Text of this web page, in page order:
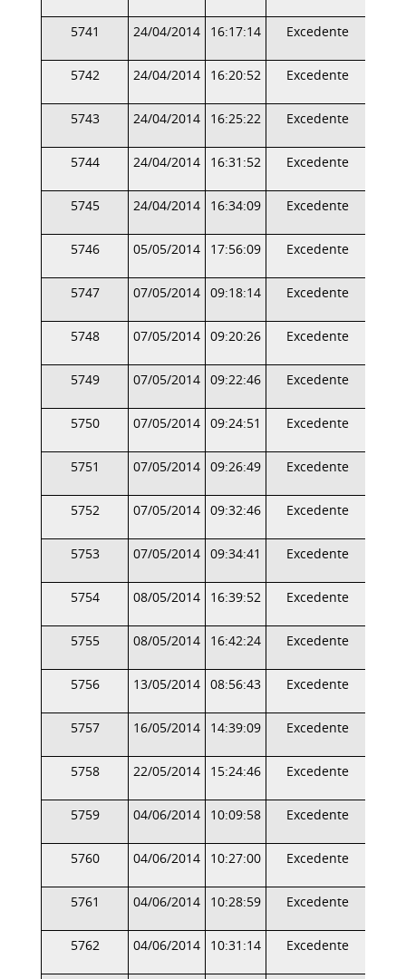
5741 24/04/2014 16:17:14 Excedente
5742 24/04/2014 16:20:52 Excedente
5743 24/04/2014 16:25:22 Excedente
5744 24/04/2014 16:31:52 Excedente
5745 24/04/2014 16:34:09 Excedente
5746 05/05/2014 17:56:09 Excedente
5747 07/05/2014 09:18:14 Excedente
5748 07/05/2014 09:20:26 Excedente
5749 07/05/2014 09:22:46 Excedente
5750 07/05/2014 09:24:51 Excedente
5751 07/05/2014 09:26:49 Excedente
5752 07/05/2014 09:32:46 Excedente
5753 07/05/2014 09:34:41 Excedente
5754 08/05/2014 16:39:52 Excedente
5755 08/05/2014 16:42:24 Excedente
5756 13/05/2014 08:56:43 Excedente
5757 16/05/2014 14:39:09 Excedente
5758 22/05/2014 15:24:46 Excedente
5759 04/06/2014 10:09:58 Excedente
5760 04/06/2014 10:27:00 Excedente
5761 04/06/2014 10:28:59 Excedente
5762 04/06/2014 10:31:14 Excedente